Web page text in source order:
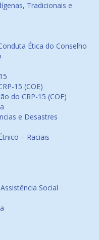
Tradicionais e
Ética do Conselho
15 (COE)
do CRP-15 (COF)
e Desastres
– Raciais
Social